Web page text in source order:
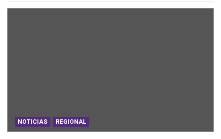
NOTICIAS REGIONAL